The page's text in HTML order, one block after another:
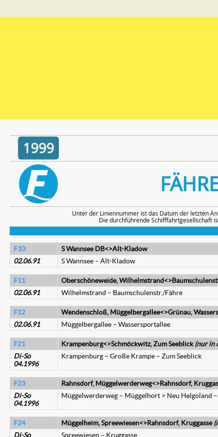
1999
Unter der Liniennummer ist das Datum der letzten
Die durchführende Schifffahrtgesellschaft
F10
S Wannsee DB<>Alt-Kladow
02.06.91
S Wannsee – Alt-Kladow
F11
Oberschöneweide,
02.06.91
Wilhelmstrand – Baumschulenstr./Fähre
F12
Wendenschloß, Müggelbergallee<>Grünau,
02.06.91
Müggelbergallee – Wassersportallee
F21 Krampenburg<>Schmöckwitz, Zum Seeblick(nur in
Di-So
04.1996
Krampenburg – Große Krampe – Zum Seeblick
F23
Rahnsdorf, Müggelwerderweg<>Rahnsdorf,
Di-So
04.1996
Müggelwerderweg – Müggelhort > Neu Helgoland –
F24 Müggelheim, Spreewiesen<>Rahnsdorf, Kruggasse
Di-So
Spreewiesen – Kruggasse